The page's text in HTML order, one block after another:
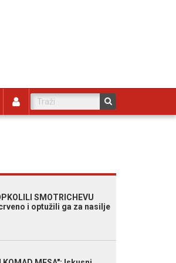
SMOTRICHEVU
i optužili ga za nasilje